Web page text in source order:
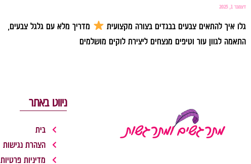
דצמבר 1, 2025
גלו איך להתאים צבעים בבגדים בצורה מקצועית
מדריך מלא עם גלגל צבעים,
התאמה לגוון עור וטיפים מנצחים ליצירת לוקים מושלמים
ניווט באתר
בית
הצהרת נגישות
מדיניות פרטיות